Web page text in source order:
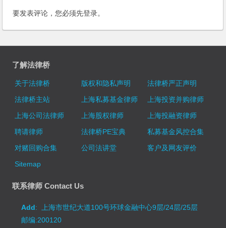
要发表评论，您必须先登录。
了解法律桥
关于法律桥 版权和隐私声明
法律桥严正声明
法律桥主站
上海私募基金律师
上海投资并购律师
上海公司法律师
上海股权律师
上海投融资律师
聘请律师
法律桥PE宝典
私募基金风控合集
对赌回购合集
公司法讲堂
客户及网友评价
Sitemap
联系律师 Contact Us
Add: 上海市世纪大道100号环球金融中心9层/24层/25层
邮编:200120